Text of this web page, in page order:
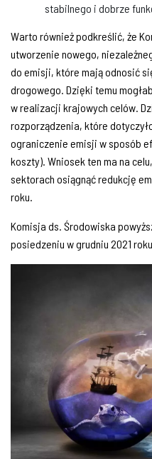
stabilnego i dobrze
Warto również podkreślić, że
utworzenie nowego,
do emisji, które mają odnosić
drogowego. Dzięki temu
w realizacji krajowych celów.
rozporządzenia, które
ograniczenie emisji w sposób
koszty). Wniosek ten ma na
sektorach osiągnąć redukcję
roku.
Komisja ds. Środowiska
posiedzeniu w grudniu 2021 roku.